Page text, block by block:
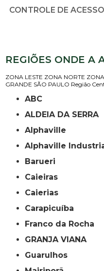
CONTROLE DE
REGIÕES ONDE A
ZONA LESTE ZONA NORTE
GRANDE SÃO PAULO Região
ABC
ALDEIA DA SERRA
Alphaville
Alphaville
Barueri
Caieiras
Caierias
Carapicuíba
Franco da Rocha
GRANJA VIANA
Guarulhos